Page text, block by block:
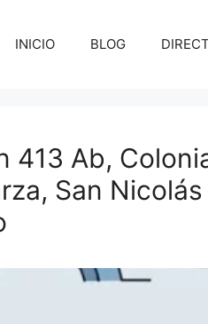
INICIO BLOG
413 Ab,
San Nicolás